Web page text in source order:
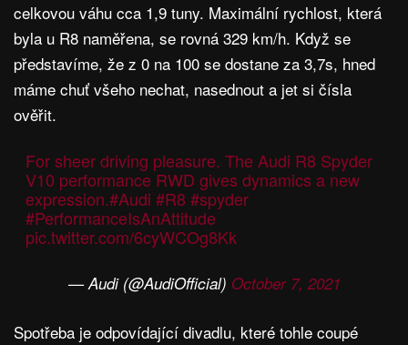
celkovou váhu cca 1,9 tuny. Maximální rychlost, která
byla u R8 naměřena, se rovná 329 km/h. Když se
představíme, že z 0 na 100 se dostane za 3,7s, hned
máme chuť všeho nechat, nasednout a jet si čísla
ověřit.
For sheer driving pleasure. The Audi R8 Spyder
V10 performance RWD gives dynamics a new
expression.#Audi #R8 #spyder
#PerformanceIsAnAttitude
pic.twitter.com/6cyWCOg8Kk
— Audi (@AudiOfficial) October 7, 2021
Spotřeba je odpovídající divadlu, které tohle coupé